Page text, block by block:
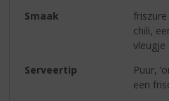
Smaak
chili,
vleugje
Serveertip
Puur,
een